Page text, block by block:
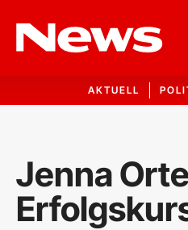
AKTUELL
Jenna